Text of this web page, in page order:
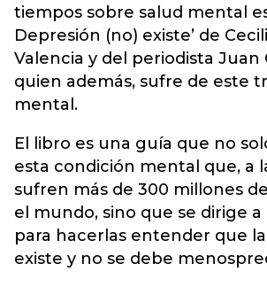
tiempos sobre salud mental es
Depresión (no) existe’ de
Valencia y del periodista Juan
quien además, sufre de este
mental.
El libro es una guía que no
esta condición mental que, a
sufren más de 300 millones
el mundo, sino que se dirige a
para hacerlas entender que
existe y no se debe